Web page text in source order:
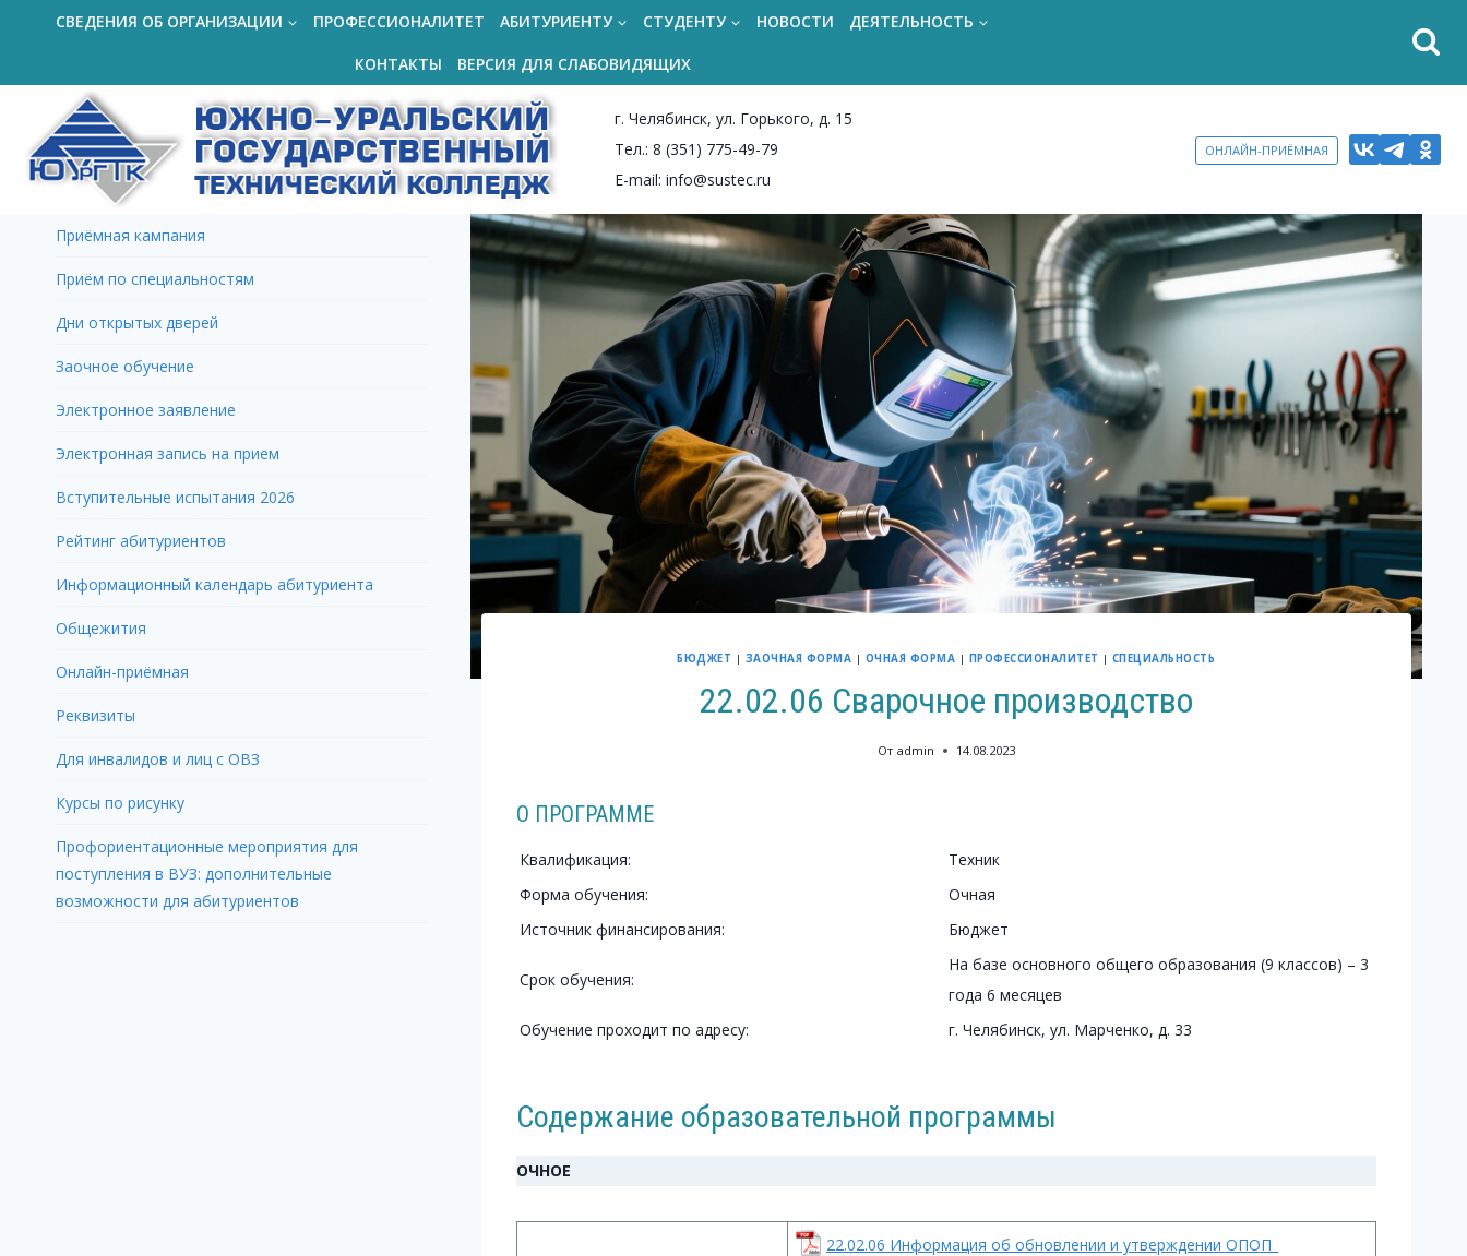
ПерейтиСВЕДЕНИЯ ОБ ОРГАНИЗАЦИИ ПРОФЕССИОНАЛИТЕТ АБИТУРИЕНТУ СТУДЕНТУ НОВОСТИ ДЕЯТЕЛЬНОСТЬ
КОНТАКТЫ ВЕРСИЯ ДЛЯ СЛАБОВИДЯЩИХ
г. Челябинск, ул. Горького, д. 15
Тел.: 8 (351) 775-49-79
E-mail: info@sustec.ru
ОНЛАЙН-ПРИЁМНАЯ
БЮДЖЕТ | ЗАОЧНАЯ ФОРМА | ОЧНАЯ ФОРМА | ПРОФЕССИОНАЛИТЕТ | СПЕЦИАЛЬНОСТЬ
22.02.06 Сварочное производство
От admin 14.08.2023
О ПРОГРАММЕ
Квалификация:
Техник
Форма обучения:
Очная
Источник финансирования:
Бюджет
Срок обучения:
На базе основного общего образования (9 классов) – 3
года 6 месяцев
Обучение проходит по адресу:
г. Челябинск, ул. Марченко, д. 33
Содержание образовательной программы
ОЧНОЕ
22.02.06 Информация об обновлении и утверждении ОПОП_
Приёмная кампания
Приём по специальностям
Дни открытых дверей
Заочное обучение
Электронное заявление
Электронная запись на прием
Вступительные испытания 2026
Рейтинг абитуриентов
Информационный календарь абитуриента
Общежития
Онлайн-приёмная
Реквизиты
Для инвалидов и лиц с ОВЗ
Курсы по рисунку
Профориентационные мероприятия для
поступления в ВУЗ: дополнительные
возможности для абитуриентов